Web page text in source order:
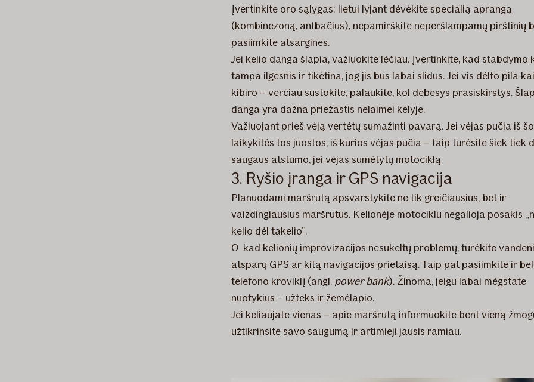
Įvertinkite oro sąlygas: lietui lyjant dėvėkite specialią aprangą
(kombinezoną, antbačius), nepamirškite neperšlampamų pirštinių
pasiimkite atsargines.
Jei kelio danga šlapia, važiuokite lėčiau. Įvertinkite, kad stabdymo
tampa ilgesnis ir tikėtina, jog jis bus labai slidus. Jei vis dėlto pila
kibiro – verčiau sustokite, palaukite, kol debesys prasiskirstys.
danga yra dažna priežastis nelaimei kelyje.
Važiuojant prieš vėją vertėtų sumažinti pavarą. Jei vėjas pučia iš
laikykitės tos juostos, iš kurios vėjas pučia – taip turėsite šiek tiek
saugaus atstumo, jei vėjas sumėtytų motociklą.
3. Ryšio įranga ir GPS navigacija
Planuodami maršrutą apsvarstykite ne tik greičiausius, bet ir
vaizdingiausius maršrutus. Kelionėje motociklu negalioja posakis
kelio dėl takelio”.
O kad kelionių improvizacijos nesukeltų problemų, turėkite
atsparų GPS ar kitą navigacijos prietaisą. Taip pat pasiimkite ir
telefono kroviklį (angl. power bank). Žinoma, jeigu labai mėgstate
nuotykius – užteks ir žemėlapio.
Jei keliaujate vienas – apie maršrutą informuokite bent vieną
užtikrinsite savo saugumą ir artimieji jausis ramiau.